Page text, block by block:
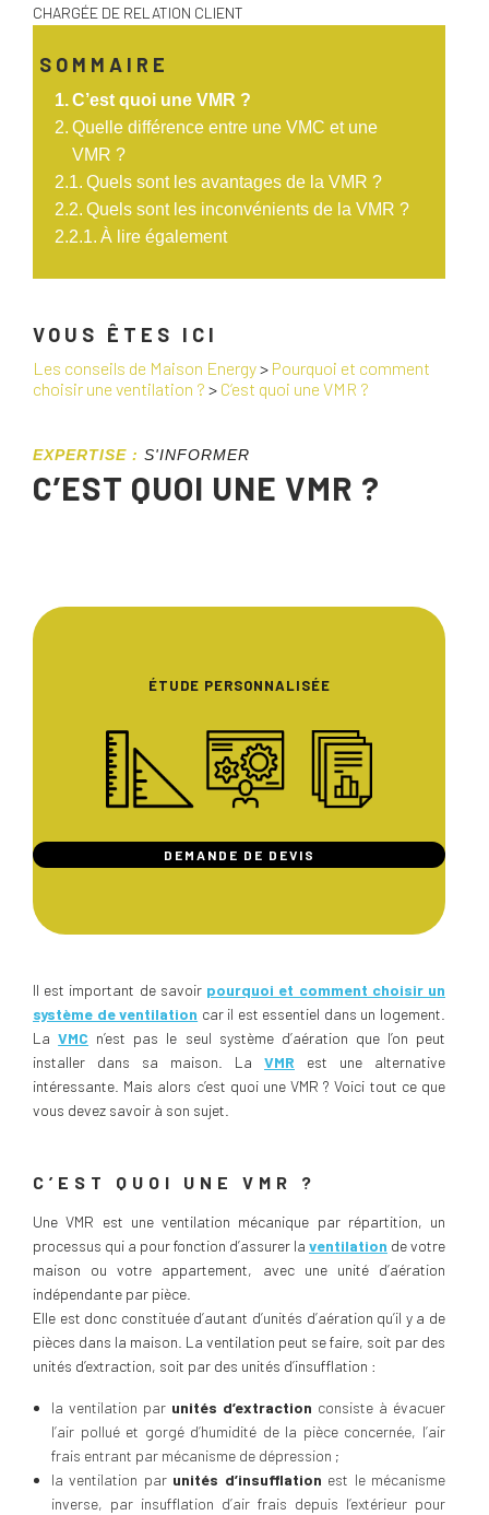
CHARGÉE DE RELATION CLIENT
SOMMAIRE
C’est quoi une VMR ?
Quelle différence entre une VMC et une
VMR ?
Quels sont les avantages de la VMR ?
Quels sont les inconvénients de la VMR ?
À lire également
VOUS ÊTES ICI
Les conseils de Maison Energy> Pourquoi et comment
choisir une ventilation ? > C’est quoi une VMR ?
EXPERTISE : S'INFORMER
C’EST QUOI UNE VMR ?
ÉTUDE PERSONNALISÉE
DEMANDE DE DEVIS
Il est important de savoir pourquoi et comment choisir un
système de ventilation car il est essentiel dans un logement.
LaVMC n’est pas le seul système d’aération que l’on peut
installer dans sa maison. La VMR est une alternative
intéressante. Mais alors c’est quoi une VMR ? Voici tout ce que
vous devez savoir à son sujet.
C’EST QUOI UNE VMR ?
Une VMR est une ventilation mécanique par répartition, un
processus qui a pour fonction d’assurer la ventilation de votre
maison ou votre appartement, avec une unité d’aération
indépendante par pièce.
Elle est donc constituée d’autant d’unités d’aération qu’il y a de
pièces dans la maison. La ventilation peut se faire, soit par des
unités d’extraction, soit par des unités d’insufflation :
la ventilation par unités d’extraction consiste à évacuer
l’air pollué et gorgé d’humidité de la pièce concernée, l’air
frais entrant par mécanisme de dépression ;
la ventilation par unités d’insufflation est le mécanisme
inverse, par insufflation d’air frais depuis l’extérieur pour